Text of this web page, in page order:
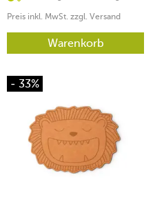
Preis inkl. MwSt. zzgl. Versand
Warenkorb
- 33%